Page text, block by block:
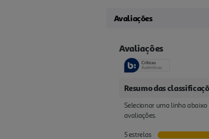
Avaliações